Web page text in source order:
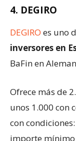
4. DEGIRO
DEGIRO es uno
inversores en
BaFin en
Ofrece más de
unos 1.000 con
con
importe mínimo